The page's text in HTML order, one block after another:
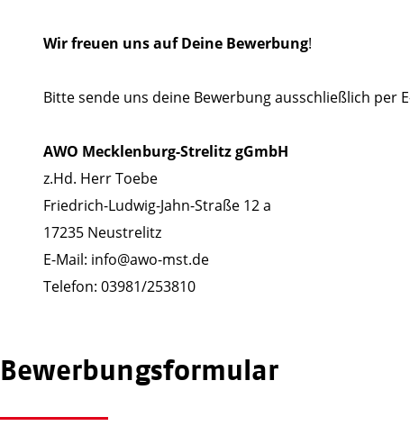
Wir freuen uns auf Deine Bewerbung!
Bitte sende uns deine Bewerbung ausschließlich per
AWO Mecklenburg-Strelitz gGmbH
z.Hd. Herr Toebe
Friedrich-Ludwig-Jahn-Straße 12 a
17235 Neustrelitz
E-Mail: info@awo-mst.de
Telefon: 03981/253810
Bewerbungs­formular